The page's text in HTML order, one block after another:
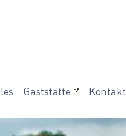
Gaststätte Kontakt